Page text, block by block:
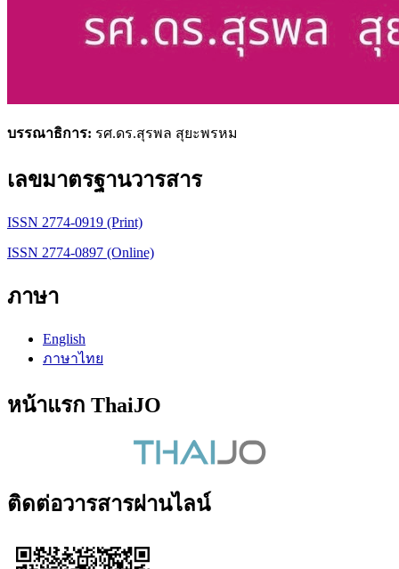
บรรณาธิการ: รศ.ดร.สุรพล สุยะพรหม
เลขมาตรฐานวารสาร
ISSN 2774-0919 (Print)
ISSN 2774-0897 (Online)
ภาษา
English
ภาษาไทย
หน้าแรก ThaiJO
ติดต่อวารสารผ่านไลน์